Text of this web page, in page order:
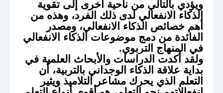
ويؤدي بالتالي من ناحية أخرى إلى تقوية
الذكاء الانفعالي لدى ذلك الفرد، وهذه من
أهم خصائص الذكاء الانفعالي، ومصدر
الفائدة من دمج موضوعات الذكاء الانفعالي
في المنهاج التربوي.
ولقد أكدت الدراسات والأبحاث العلمية في
بداية علاقة الذكاء الوجداني بالتربية، أن
التعلم الذي يحرك مشاعر التلاميذ ويثير